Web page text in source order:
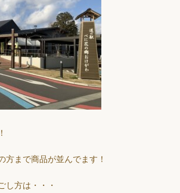
方まで商品が並んでます！
し方は・・・